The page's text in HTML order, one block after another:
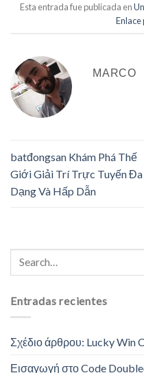
Esta entrada fue publicada en
MARCO
batđongsan Khám Phá Thế
Giới Giải Trí Trực Tuyến Đa
Dạng Và Hấp Dẫn
Entradas recientes
Σχέδιο άρθρου: Lucky Win
Εισαγωγή στο Code